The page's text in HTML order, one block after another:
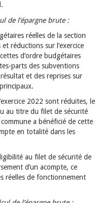
de l’épargne brute :
réelles de la section
réductions sur l’exercice
d’ordre budgétaires
parts des subventions
et des reprises sur
2022 sont réduites, le
au titre du filet de sécurité
a bénéficié de cette
en totalité dans les
au filet de sécurité de
d’un acompte, ce
réelles de fonctionnement